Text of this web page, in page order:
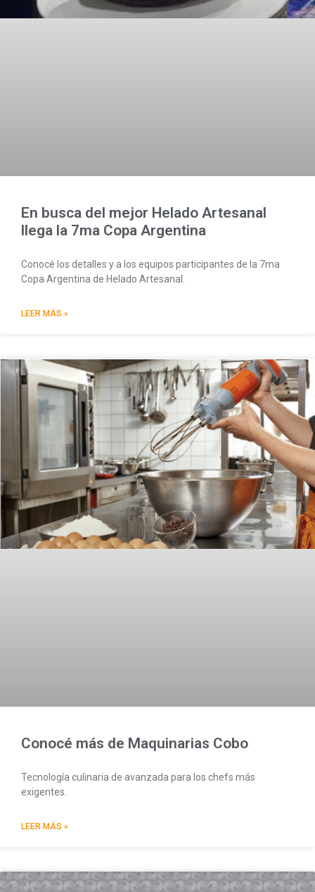
En busca del mejor Helado Artesanal
llega la 7ma Copa Argentina
Conocé los detalles y a los equipos participantes de la 7ma
Copa Argentina de Helado Artesanal.
LEER MÁS »
Conocé más de Maquinarias Cobo
Tecnología culinaria de avanzada para los chefs más
exigentes.
LEER MÁS »